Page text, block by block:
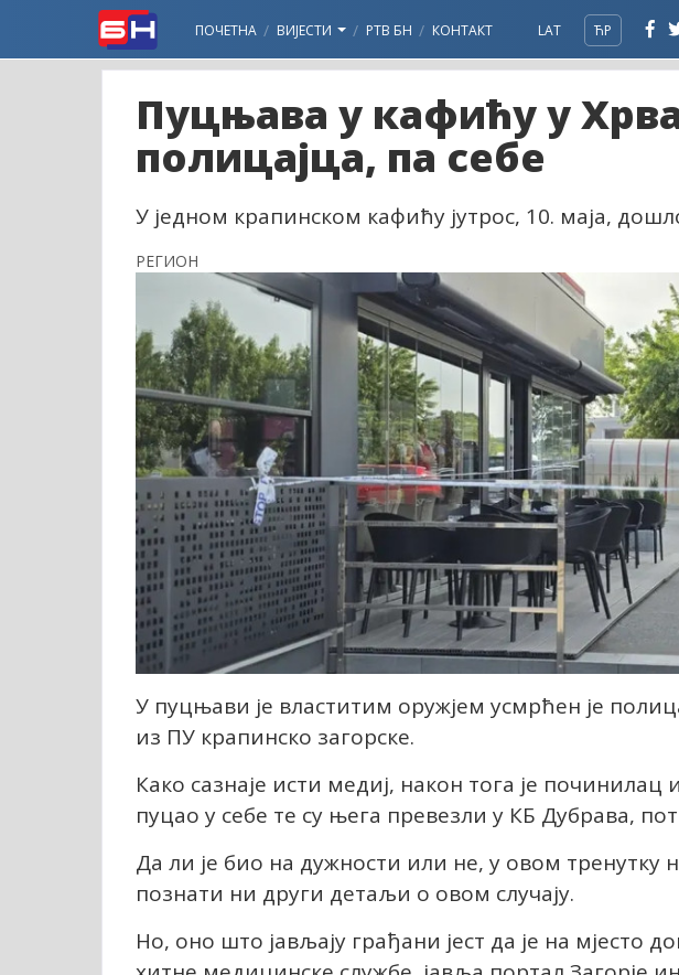
ПОЧЕТНА ВИЈЕСТИ РТВ БН КОНТАКТ LAT ЋР
Пуцњава у кафићу у
полицајца, па себе
У једном крапинском кафићу јутрос, 10. маја,
РЕГИОН
У пуцњави је властитим оружјем усмрћен је
из ПУ крапинско загорске.
Како сазнаје исти медиј, након тога је
пуцао у себе те су њега превезли у КБ Дубрава,
Да ли је био на дужности или не, у овом тренутку
познати ни други детаљи о овом случају.
Но, оно што јављају грађани јест да је на мјесто